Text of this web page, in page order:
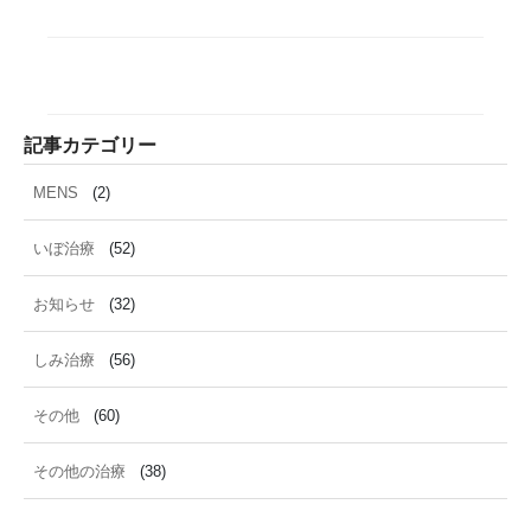
記事カテゴリー
MENS (2)
いぼ治療 (52)
お知らせ (32)
しみ治療 (56)
その他 (60)
その他の治療 (38)